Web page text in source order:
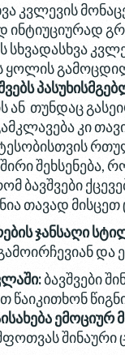
კვლევის
ინტიუციურად
სხვადასხვა
ყოლის
ან თუნდაც
კი
შეხსენება,
ბავშვები
თავად
ჯანსაღი
და
ბავშვები
წაიკითხონ
ემოციურ
შინაური